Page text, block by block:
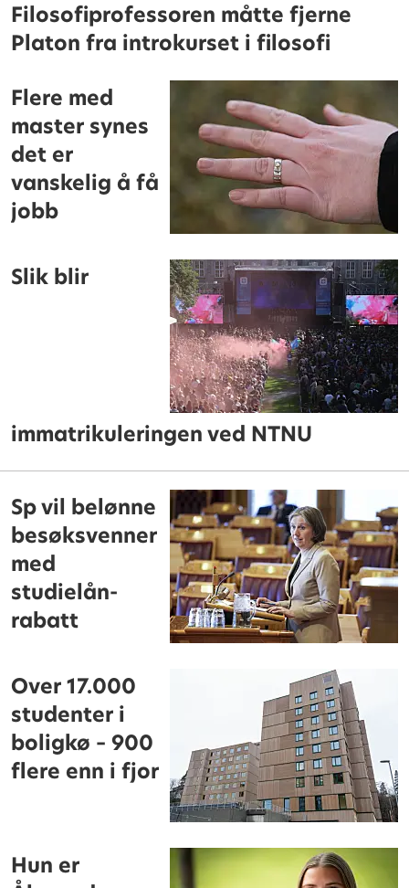
Filosofiprofessoren måtte fjerne
Platon fra introkurset i filosofi
Flere med
master synes
det er
vanskelig å få
jobb
Slik blir
immatrikuleringen ved NTNU
Sp vil belønne
besøksvenner
med
studielån-
rabatt
Over 17.000
studenter i
boligkø – 900
flere enn i fjor
Hun er